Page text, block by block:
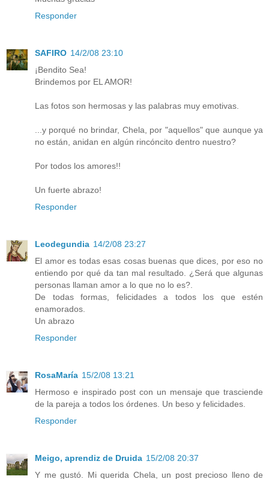
Responder
SAFIRO 14/2/08 23:10
¡Bendito Sea!
Brindemos por EL AMOR!
Las fotos son hermosas y las palabras muy emotivas.
...y porqué no brindar, Chela, por "aquellos" que aunque ya
no están, anidan en algún rincóncito dentro nuestro?
Por todos los amores!!
Un fuerte abrazo!
Responder
Leodegundia 14/2/08 23:27
El amor es todas esas cosas buenas que dices, por eso no
entiendo por qué da tan mal resultado. ¿Será que algunas
personas llaman amor a lo que no lo es?.
De todas formas, felicidades a todos los que estén
enamorados.
Un abrazo
Responder
RosaMaría 15/2/08 13:21
Hermoso e inspirado post con un mensaje que trasciende
de la pareja a todos los órdenes. Un beso y felicidades.
Responder
Meigo, aprendiz de Druida 15/2/08 20:37
Y me gustó. Mi querida Chela, un post precioso lleno de